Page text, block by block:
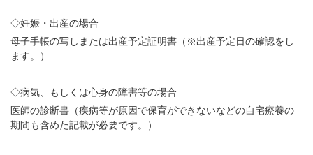
◇妊娠・出産の場合
母子手帳の写しまたは出産予定証明書（※出産予定日の確認をし
ます。）
◇病気、もしくは心身の障害等の場合
医師の診断書（疾病等が原因で保育ができないなどの自宅療養の
期間も含めた記載が必要です。）